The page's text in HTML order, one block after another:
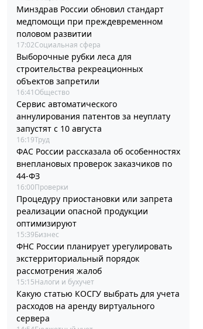
Минздрав России обновил стандарт
медпомощи при преждевременном
половом развитии
17:02Социальная сфера
Выборочные рубки леса для
строительства рекреационных
объектов запретили
16:41 Общество
Сервис автоматического
аннулирования патентов за неуплату
запустят с 10 августа
16:19Труд
ФАС России рассказала об особенностях
внеплановых проверок заказчиков по
44-ФЗ
16:00Проверки
Процедуру приостановки или запрета
реализации опасной продукции
оптимизируют
15:39Бизнес
ФНС России планирует урегулировать
экстерриториальный порядок
рассмотрения жалоб
15:15Налоги и бухучет
Какую статью КОСГУ выбрать для учета
расходов на аренду виртуального
сервера